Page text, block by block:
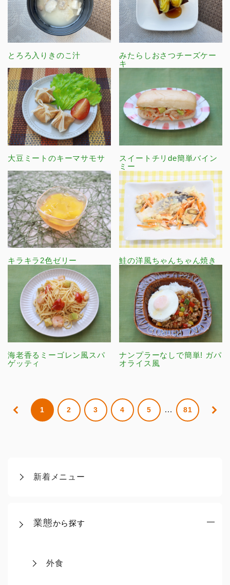
新着メニュー
業態から探す
外食
とろろ入りきのこ汁
みたらしおさつチーズケー
キ
大豆ミートのキーマサモサ
スイートチリde簡単バイン
ミー
キラキラ2色ゼリー 鮭の洋風ちゃんちゃん焼き
海老香るミーゴレン風スパ
ゲッティ
ナンプラーなしで簡単! ガパ
オライス風
1 2 3 4 5 … 81